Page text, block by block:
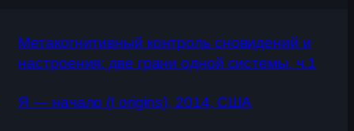
Метакогнитивный контроль сновидений и
настроения: две грани одной системы, ч.1
Я — начало (I origins), 2014, США